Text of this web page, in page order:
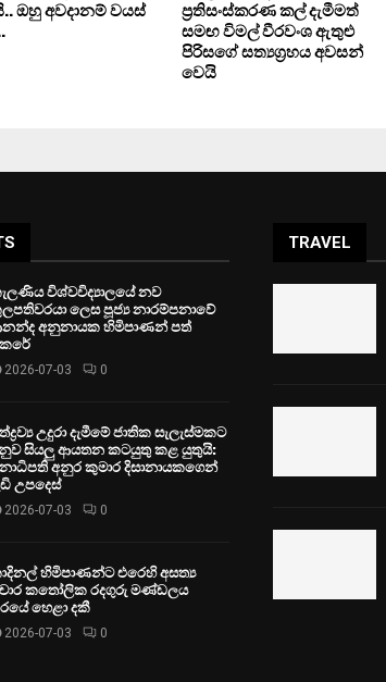
ඔහු අවදානම් වයස්
ප්‍රතිසංස්කරණ කල් දැමීමත්
සමඟ විමල් වීරවංශ ඇතුළු
පිරිසගේ සත්‍යග්‍රහය අවසන්
වෙයි
විශ්වවිද්‍යාලයේ නව
ලෙස පූජ්‍ය නාරම්පනාවේ
අනුනායක හිමිපාණන් පත්
2026-07-03 0
උදුරා දැමීමේ ජාතික සැලැස්මකට
සියලු ආයතන කටයුතු කළ යුතුයි:
අනුර කුමාර දිසානායකගෙන්
උපදෙස්
2026-07-03 0
හිමිපාණන්ට එරෙහි අසත්‍ය
කතෝලික රදගුරු මණ්ඩලය
හෙළා දකී
2026-07-03 0
TRAVEL